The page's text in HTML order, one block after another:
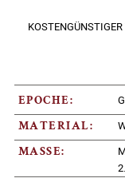
EPOCHE:
MATERIAL:
MASSE: